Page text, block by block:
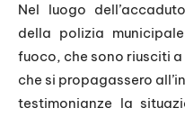
Nel luogo
della polizia
fuoco, che sono riusciti
che si propagassero
testimonianze la